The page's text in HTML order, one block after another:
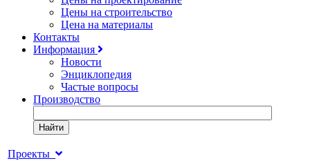
Цены на строительство
Цена на материалы
Контакты
Информация
Новости
Энциклопедия
Частые вопросы
Производство
Найти
Проекты